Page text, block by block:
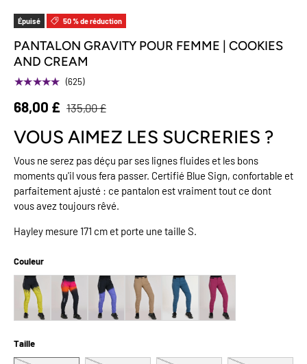
Épuisé 50 % de réduction
PANTALON GRAVITY POUR FEMME | COOKIES
AND CREAM
★★★★★ (625)
68,00 £ 135,00 £
VOUS AIMEZ LES SUCRERIES ?
Vous ne serez pas déçu par ses lignes fluides et les bons
moments qu'il vous fera passer. Certifié Blue Sign, confortable et
parfaitement ajusté : ce pantalon est vraiment tout ce dont
vous avez toujours rêvé.
Hayley mesure 171 cm et porte une taille S.
Couleur
Taille